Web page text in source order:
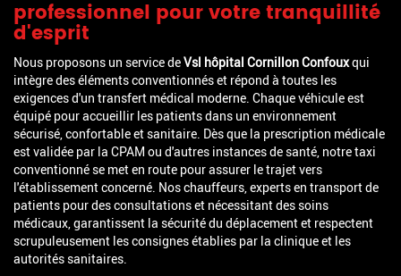
professionnel pour votre tranquillité
d'esprit
Nous proposons un service deVsl hôpital Cornillon Confouxqui
intègre des éléments conventionnés et répond à toutes les
exigences d'un transfert médical moderne. Chaque véhicule est
équipé pour accueillir les patients dans un environnement
sécurisé, confortable et sanitaire. Dès que la prescription médicale
est validée par la CPAM ou d'autres instances de santé, notre taxi
conventionné se met en route pour assurer le trajet vers
l'établissement concerné. Nos chauffeurs, experts en transport de
patients pour des consultations et nécessitant des soins
médicaux, garantissent la sécurité du déplacement et respectent
scrupuleusement les consignes établies par la clinique et les
autorités sanitaires.